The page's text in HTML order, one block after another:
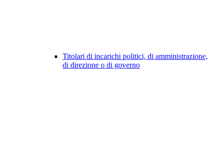
Titolari di incarichi politici, di amministrazione,
di direzione o di governo